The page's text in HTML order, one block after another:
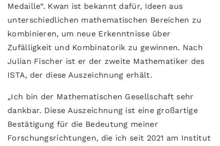
Medaille“. Kwan ist bekannt dafür, Ideen aus
unterschiedlichen mathematischen Bereichen zu
kombinieren, um neue Erkenntnisse über
Zufälligkeit und Kombinatorik zu gewinnen. Nach
Julian Fischer ist er der zweite Mathematiker des
ISTA, der diese Auszeichnung erhält.
„Ich bin der Mathematischen Gesellschaft sehr
dankbar. Diese Auszeichnung ist eine großartige
Bestätigung für die Bedeutung meiner
Forschungsrichtungen, die ich seit 2021 am Institut